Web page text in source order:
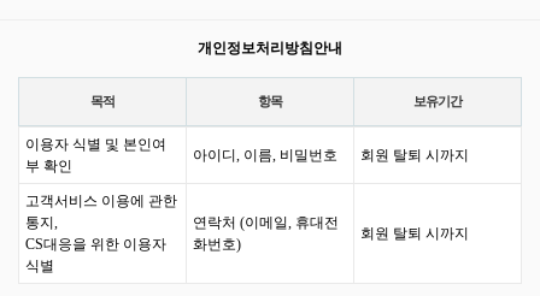
개인정보처리방침안내
목적 항목 보유기간
이용자 식별 및 본인여
부 확인
아이디, 이름, 비밀번호 회원 탈퇴 시까지
고객서비스 이용에 관한
통지,
CS대응을 위한 이용자
식별
연락처 (이메일, 휴대전
화번호)
회원 탈퇴 시까지